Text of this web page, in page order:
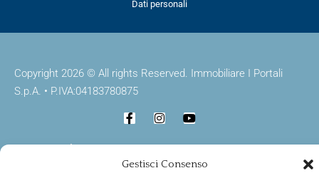
Gestisci Consenso
Dati personali
Copyright 2026 © All rights Reserved. Immobiliare I Portali
S.p.A. • P.IVA:04183780875
Realizzazione Fin.co.ge.ro. S.p.a 095 7515155